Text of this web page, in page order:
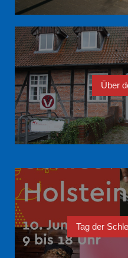
Über
Tag der